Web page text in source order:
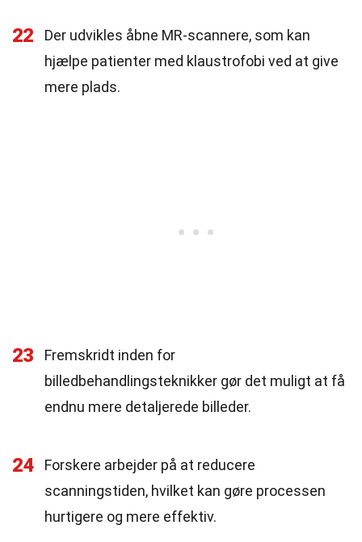
22
Der udvikles åbne MR-scannere, som kan
hjælpe patienter med klaustrofobi ved at give
mere plads.
23
Fremskridt inden for
billedbehandlingsteknikker gør det muligt at få
endnu mere detaljerede billeder.
24
Forskere arbejder på at reducere
scanningstiden, hvilket kan gøre processen
hurtigere og mere effektiv.